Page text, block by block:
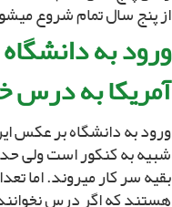
از پنج سال تمام شروع
ورود به
آمریکا به درس
شبیه به کنکور است ولى
بقیه سر کار مى‏روند. اما
هستند که اگر درس نخوانند